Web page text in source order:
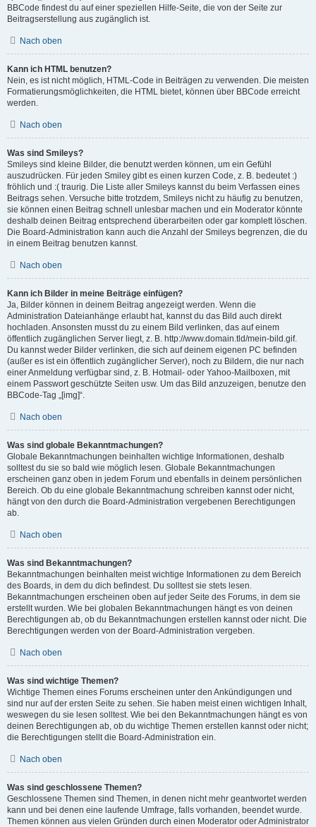
BBCode findest du auf einer speziellen Hilfe-Seite, die von der Seite zur
Beitragserstellung aus zugänglich ist.
Nach oben
Kann ich HTML benutzen?
Nein, es ist nicht möglich, HTML-Code in Beiträgen zu verwenden. Die meisten
Formatierungsmöglichkeiten, die HTML bietet, können über BBCode erreicht
werden.
Nach oben
Was sind Smileys?
Smileys sind kleine Bilder, die benutzt werden können, um ein Gefühl
auszudrücken. Für jeden Smiley gibt es einen kurzen Code, z. B. bedeutet :)
fröhlich und :( traurig. Die Liste aller Smileys kannst du beim Verfassen eines
Beitrags sehen. Versuche bitte trotzdem, Smileys nicht zu häufig zu benutzen,
sie können einen Beitrag schnell unlesbar machen und ein Moderator könnte
deshalb deinen Beitrag entsprechend überarbeiten oder gar komplett löschen.
Die Board-Administration kann auch die Anzahl der Smileys begrenzen, die du
in einem Beitrag benutzen kannst.
Nach oben
Kann ich Bilder in meine Beiträge einfügen?
Ja, Bilder können in deinem Beitrag angezeigt werden. Wenn die
Administration Dateianhänge erlaubt hat, kannst du das Bild auch direkt
hochladen. Ansonsten musst du zu einem Bild verlinken, das auf einem
öffentlich zugänglichen Server liegt, z. B. http://www.domain.tld/mein-bild.gif.
Du kannst weder Bilder verlinken, die sich auf deinem eigenen PC befinden
(außer es ist ein öffentlich zugänglicher Server), noch zu Bildern, die nur nach
einer Anmeldung verfügbar sind, z. B. Hotmail- oder Yahoo-Mailboxen, mit
einem Passwort geschützte Seiten usw. Um das Bild anzuzeigen, benutze den
BBCode-Tag „[img]“.
Nach oben
Was sind globale Bekanntmachungen?
Globale Bekanntmachungen beinhalten wichtige Informationen, deshalb
solltest du sie so bald wie möglich lesen. Globale Bekanntmachungen
erscheinen ganz oben in jedem Forum und ebenfalls in deinem persönlichen
Bereich. Ob du eine globale Bekanntmachung schreiben kannst oder nicht,
hängt von den durch die Board-Administration vergebenen Berechtigungen
ab.
Nach oben
Was sind Bekanntmachungen?
Bekanntmachungen beinhalten meist wichtige Informationen zu dem Bereich
des Boards, in dem du dich befindest. Du solltest sie stets lesen.
Bekanntmachungen erscheinen oben auf jeder Seite des Forums, in dem sie
erstellt wurden. Wie bei globalen Bekanntmachungen hängt es von deinen
Berechtigungen ab, ob du Bekanntmachungen erstellen kannst oder nicht. Die
Berechtigungen werden von der Board-Administration vergeben.
Nach oben
Was sind wichtige Themen?
Wichtige Themen eines Forums erscheinen unter den Ankündigungen und
sind nur auf der ersten Seite zu sehen. Sie haben meist einen wichtigen Inhalt,
weswegen du sie lesen solltest. Wie bei den Bekanntmachungen hängt es von
deinen Berechtigungen ab, ob du wichtige Themen erstellen kannst oder nicht;
die Berechtigungen stellt die Board-Administration ein.
Nach oben
Was sind geschlossene Themen?
Geschlossene Themen sind Themen, in denen nicht mehr geantwortet werden
kann und bei denen eine laufende Umfrage, falls vorhanden, beendet wurde.
Themen können aus vielen Gründen durch einen Moderator oder Administrator